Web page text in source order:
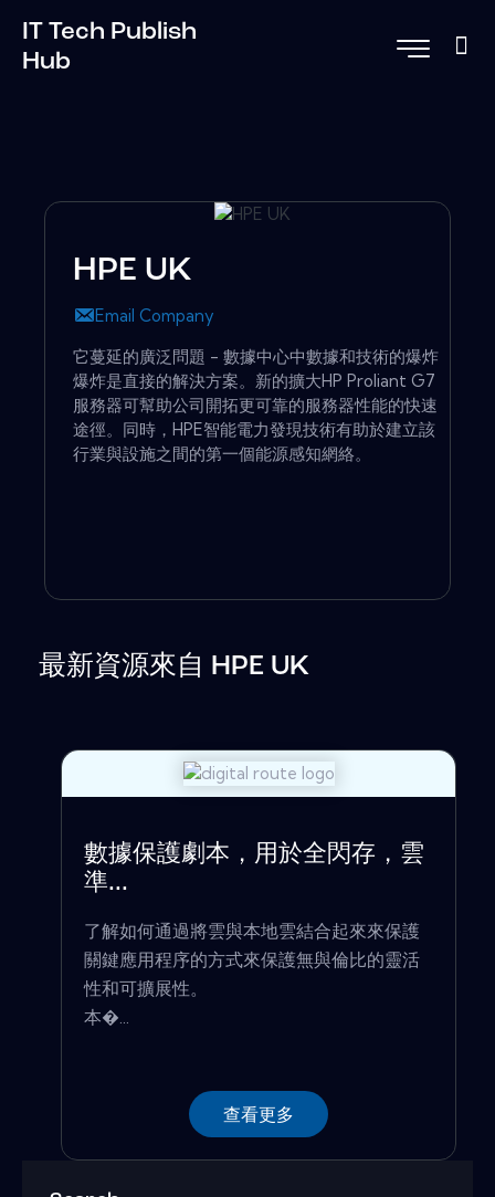
IT Tech Publish
Hub
HPE UK
Email Company
它蔓延的廣泛問題 - 數據中心中數據和技術的爆炸
爆炸是直接的解決方案。新的擴大HP Proliant G7
服務器可幫助公司開拓更可靠的服務器性能的快速
途徑。同時，HPE智能電力發現技術有助於建立該
行業與設施之間的第一個能源感知網絡。
最新資源來自 HPE UK
數據保護劇本，用於全閃存，雲
準...
了解如何通過將雲與本地雲結合起來來保護
關鍵應用程序的方式來保護無與倫比的靈活
性和可擴展性。
本�...
查看更多